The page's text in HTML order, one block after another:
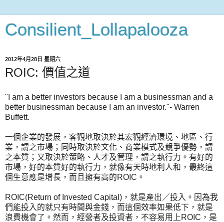
Consilient_Lollapalooza
2012年4月28日 星期六
ROIC: 價值之道
"I am a better investors because I am a businessman and a
better businessman because I am an investor."- Warren
Buffett.
一個企業的發展，客觀地取決於其宏觀經濟環境、地區、行
業，謂之市場；同時取決於文化、商業模式及競爭優勢，謂
之本質；又取決於策略、人才及管理，謂之執行力。有好的
市場，好的本質好的執行力，就像有天時地利人和，最終這
個生意應是增長，而且擁有高的ROIC。
ROIC(Return of Invested Capital)，就是產出／投入。因為我
們能投入的就只有時間與金錢，而這個效率如果低下，就是
浪費機會了。然而，經營者及投資者，不容易用上ROIC，是